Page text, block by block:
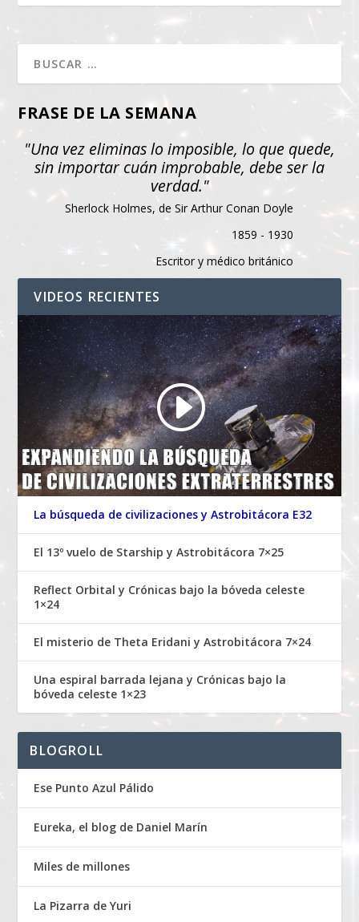
FRASE DE LA SEMANA
"Una vez eliminas lo imposible, lo que quede,
sin importar cuán improbable, debe ser la
verdad."
Sherlock Holmes, de Sir Arthur Conan Doyle
1859 - 1930
Escritor y médico británico
VIDEOS RECIENTES
La búsqueda de civilizaciones y Astrobitácora E32
El 13º vuelo de Starship y Astrobitácora 7×25
Reflect Orbital y Crónicas bajo la bóveda celeste
1×24
El misterio de Theta Eridani y Astrobitácora 7×24
Una espiral barrada lejana y Crónicas bajo la
bóveda celeste 1×23
BLOGROLL
Ese Punto Azul Pálido
Eureka, el blog de Daniel Marín
Miles de millones
La Pizarra de Yuri